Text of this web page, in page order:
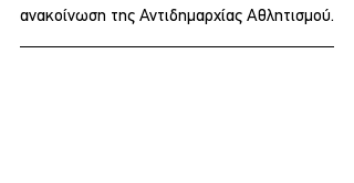
ανακοίνωση της Αντιδημαρχίας Αθλητισμού.